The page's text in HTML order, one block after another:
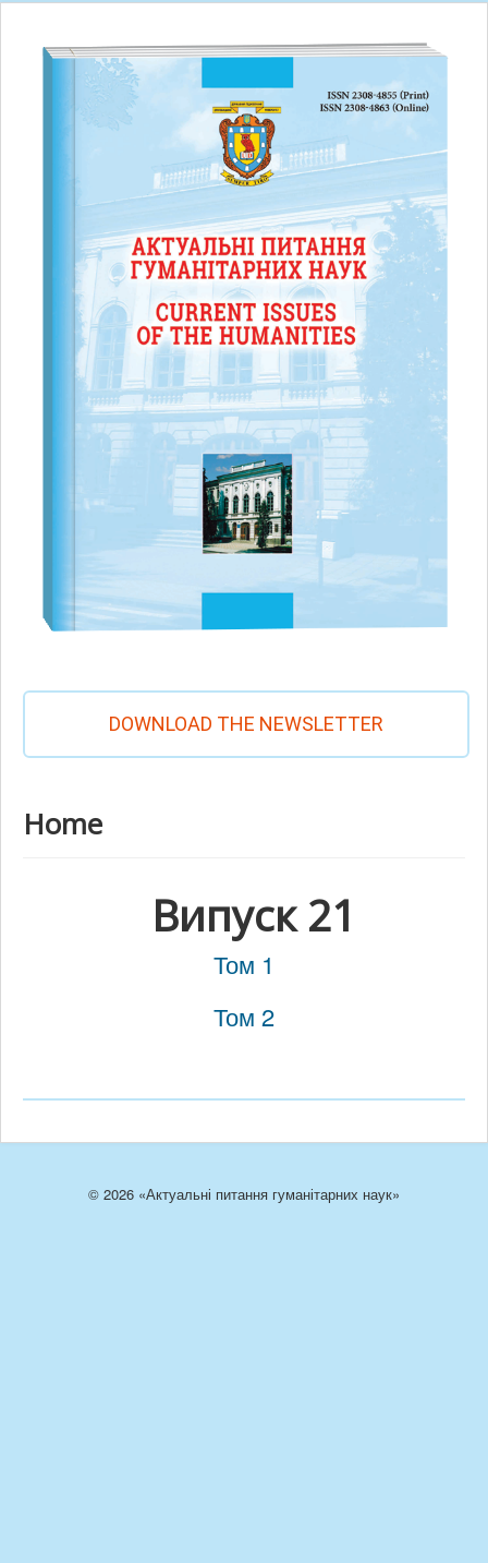
DOWNLOAD THE NEWSLETTER
Home
Випуск 21
Том 1
Том 2
© 2026 «Актуальні питання гуманітарних наук»